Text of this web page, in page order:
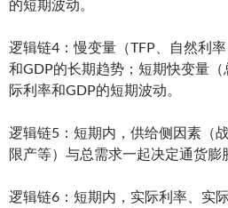
的短期波动。
逻辑链4：慢变量（TFP、自然利
和GDP的长期趋势；短期快变量
际利率和GDP的短期波动。
逻辑链5：短期内，供给侧因素（
限产等）与总需求一起决定通货膨
逻辑链6：短期内，实际利率、实